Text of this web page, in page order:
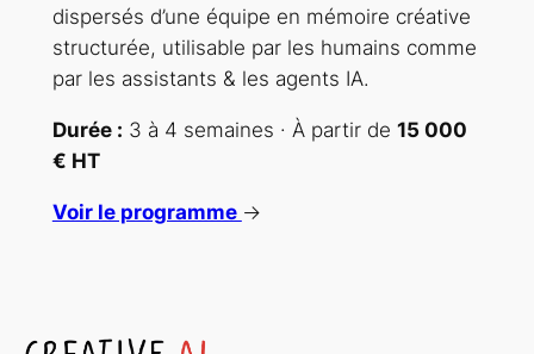
dispersés d’une équipe en mémoire créative
structurée, utilisable par les humains comme
par les assistants & les agents IA.
Durée : 3 à 4 semaines · À partir de 15 000
€ HT
Voir le programme →